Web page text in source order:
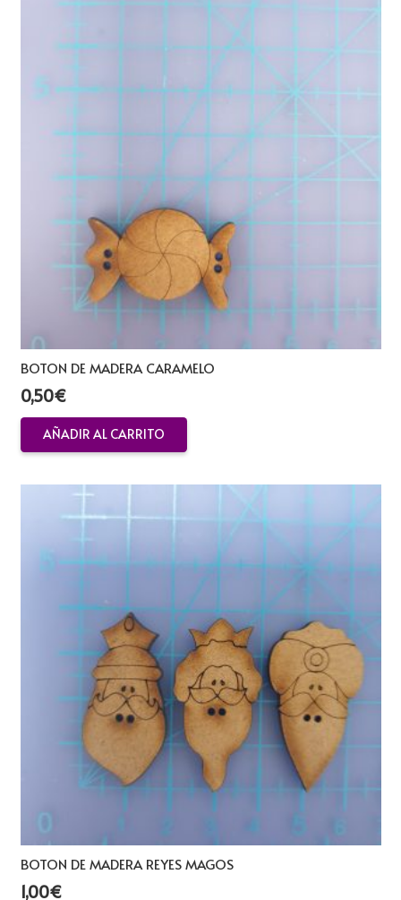
BOTON DE MADERA CARAMELO
0,50€
AÑADIR AL CARRITO
BOTON DE MADERA REYES MAGOS
1,00€